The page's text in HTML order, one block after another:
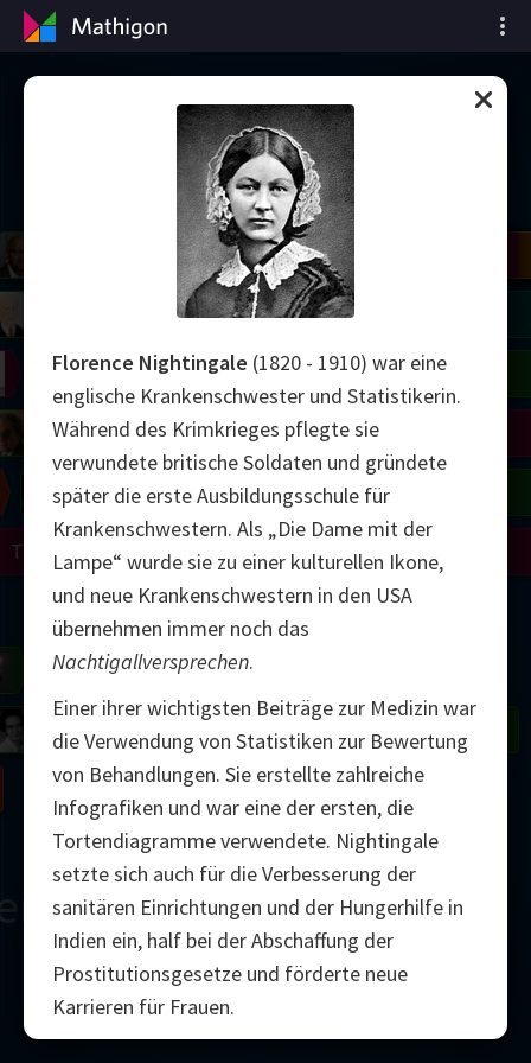
Zeitleiste der Mathematik
Perelman
Zhang
Daubechies
Bourgain
Wiles
Shamir
Yau
Matiyasevich
Thurston
Uhlenbeck
Conway
Langlands
Cohen
Easley
Penrose
Nash
Grothendieck
Serre
Mandelbrot
Wilkins
Johnson
Hauptman
Gardner
Erdős
Turing
Chern
Florence Nightingale (1820 - 1910) war eine
englische Krankenschwester und Statistikerin.
Während des Krimkrieges pflegte sie
verwundete britische Soldaten und gründete
später die erste Ausbildungsschule für
Krankenschwestern. Als „Die Dame mit der
Lampe“ wurde sie zu einer kulturellen Ikone,
und neue Krankenschwestern in den USA
übernehmen immer noch das
Nachtigallversprechen.
Einer ihrer wichtigsten Beiträge zur Medizin war
die Verwendung von Statistiken zur Bewertung
von Behandlungen. Sie erstellte zahlreiche
Infografiken und war eine der ersten, die
Tortendiagramme verwendete. Nightingale
setzte sich auch für die Verbesserung der
sanitären Einrichtungen und der Hungerhilfe in
Indien ein, half bei der Abschaffung der
Prostitutionsgesetze und förderte neue
Karrieren für Frauen.